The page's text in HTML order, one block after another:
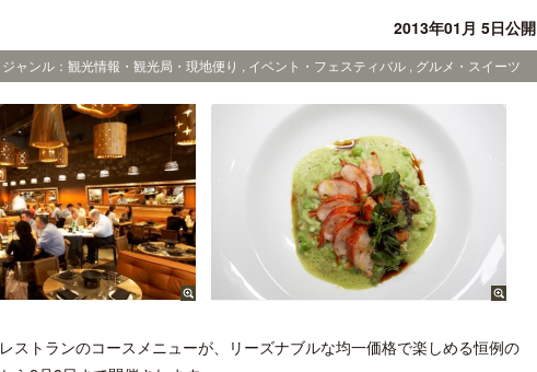
2013年01月 5日公開
ンル：観光情報・観光局・現地便り , イベント・フェスティバル , グルメ・スイーツ
ストランのコースメニューが、リーズナブルな均一価格で楽しめる恒例の